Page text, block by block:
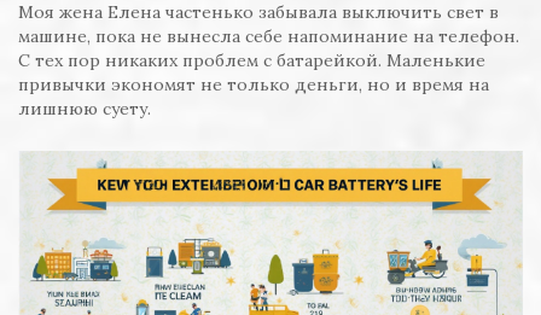
Моя жена Елена частенько забывала выключить свет в
машине, пока не вынесла себе напоминание на телефон.
С тех пор никаких проблем с батарейкой. Маленькие
привычки экономят не только деньги, но и время на
лишнюю суету.